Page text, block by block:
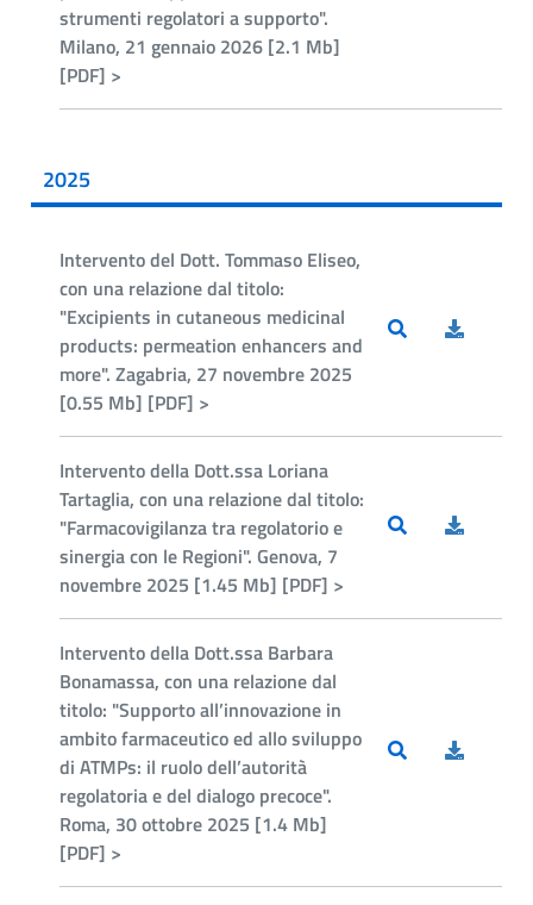
strumenti regolatori a supporto".
Milano, 21 gennaio 2026 [2.1 Mb]
[PDF] >
2025
Intervento del Dott. Tommaso Eliseo,
con una relazione dal titolo:
"Excipients in cutaneous medicinal
products: permeation enhancers and
more". Zagabria, 27 novembre 2025
[0.55 Mb] [PDF] >
Intervento della Dott.ssa Loriana
Tartaglia, con una relazione dal titolo:
"Farmacovigilanza tra regolatorio e
sinergia con le Regioni". Genova, 7
novembre 2025 [1.45 Mb] [PDF] >
Intervento della Dott.ssa Barbara
Bonamassa, con una relazione dal
titolo: "Supporto all’innovazione in
ambito farmaceutico ed allo sviluppo
di ATMPs: il ruolo dell’autorità
regolatoria e del dialogo precoce".
Roma, 30 ottobre 2025 [1.4 Mb]
[PDF] >